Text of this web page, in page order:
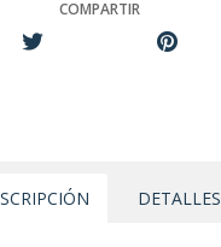
COMPARTIR
DETALLES